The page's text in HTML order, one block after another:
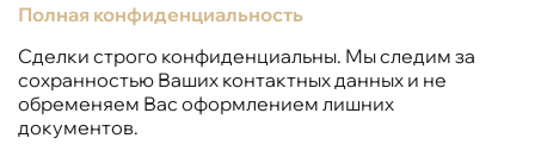
Полная конфиденциальность
Сделки строго конфиденциальны. Мы следим за
сохранностью Ваших контактных данных и не
обременяем Вас оформлением лишних
документов.